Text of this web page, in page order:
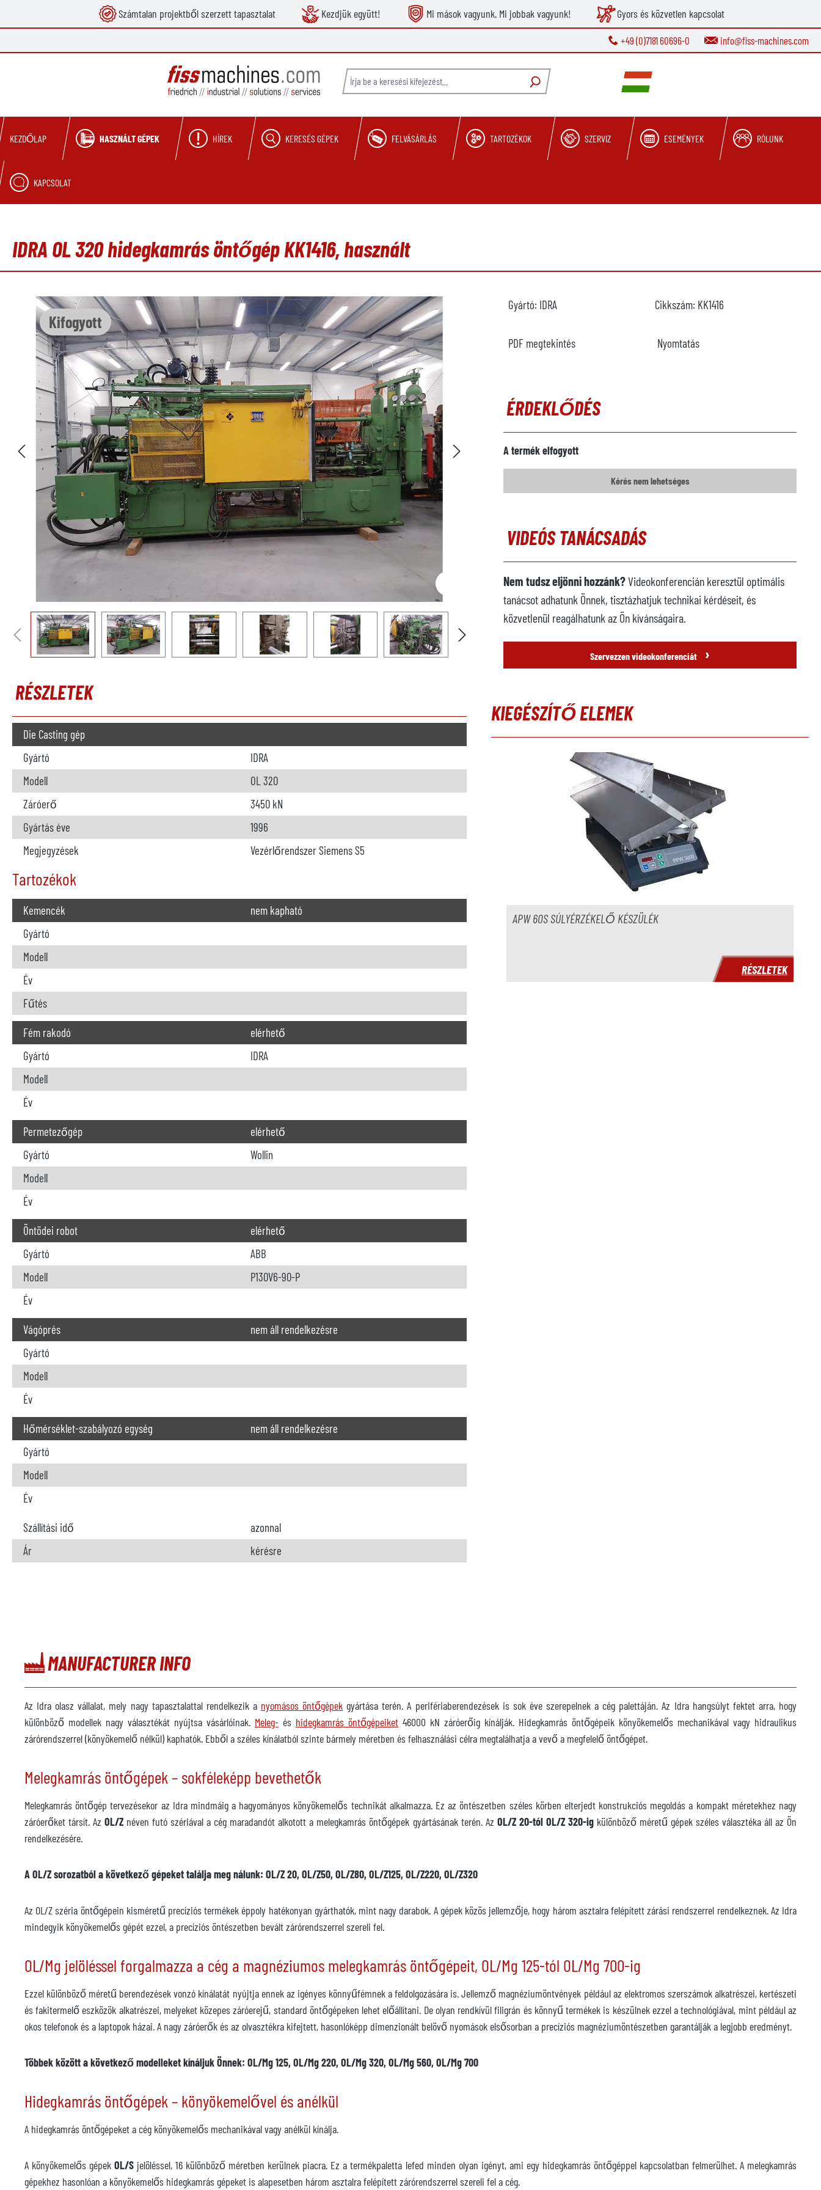
Ugrás a fő navigációhozSzámtalan projektből szerzett tapasztalat Kezdjük együtt! Mi mások vagyunk. Mi jobbak vagyunk! Gyors és közvetlen kapcsolat
+49 (0)7181 60696-0 info@fiss-machines.com
KEZDŐLAP HASZNÁLT GÉPEK HÍREK KERESÉS GÉPEK FELVÁSÁRLÁS TARTOZÉKOK SZERVIZ ESEMÉNYEK RÓLUNK
KAPCSOLAT
IDRA OL 320 hidegkamrás öntőgép KK1416, használt
Kifogyott
Képgaléria kihagyása
RÉSZLETEK
Die Casting gép
Gyártó
IDRA
Modell
OL 320
Záróerő
3450 kN
Gyártás éve
1996
Megjegyzések
Vezérlőrendszer Siemens S5
Tartozékok
Kemencék
nem kapható
Gyártó
Modell
Év
Fűtés
Fém rakodó
elérhető
Gyártó
IDRA
Modell
Év
Permetezőgép
elérhető
Gyártó
Wollin
Modell
Év
Öntödei robot
elérhető
Gyártó
ABB
Modell
P130V6-90-P
Év
Vágóprés
nem áll rendelkezésre
Gyártó
Modell
Év
Hőmérséklet-szabályozó egység
nem áll rendelkezésre
Gyártó
Modell
Év
Szállítási idő
azonnal
Ár
kérésre
Gyártó: IDRA Cikkszám: KK1416
PDF megtekintés Nyomtatás
ÉRDEKLŐDÉS
A termék elfogyott
Kérés nem lehetséges
VIDEÓS TANÁCSADÁS
Nem tudsz eljönni hozzánk?Videokonferencián keresztül optimális
tanácsot adhatunk Önnek, tisztázhatjuk technikai kérdéseit, és
közvetlenül reagálhatunk az Ön kívánságaira.
Szervezzen videokonferenciát ›
KIEGÉSZÍTŐ ELEMEK
APW 60S SÚLYÉRZÉKELŐ KÉSZÜLÉK
RÉSZLETEK
MANUFACTURER INFO
Az Idra olasz vállalat, mely nagy tapasztalattal rendelkezik a nyomásos öntőgépek gyártása terén. A perifériaberendezések is sok éve szerepelnek a cég palettáján. Az Idra hangsúlyt fektet arra, hogy
különböző modellek nagy választékát nyújtsa vásárlóinak. Meleg- és hidegkamrás öntőgépeiket 46000 kN záróerőig kínálják. Hidegkamrás öntőgépeik könyökemelős mechanikával vagy hidraulikus
zárórendszerrel (könyökemelő nélkül) kaphatók. Ebből a széles kínálatból szinte bármely méretben és felhasználási célra megtalálhatja a vevő a megfelelő öntőgépet.
Melegkamrás öntőgépek – sokféleképp bevethetők
Melegkamrás öntőgép tervezésekor az Idra mindmáig a hagyományos könyökemelős technikát alkalmazza. Ez az öntészetben széles körben elterjedt konstrukciós megoldás a kompakt méretekhez nagy
záróerőket társít. AzOL/Z néven futó szériával a cég maradandót alkotott a melegkamrás öntőgépek gyártásának terén. Az OL/Z 20-tól OL/Z 320-igkülönböző méretű gépek széles választéka áll az Ön
rendelkezésére.
A OL/Z sorozatból a következő gépeket találja meg nálunk: OL/Z 20, OL/Z50, OL/Z80, OL/Z125, OL/Z220, OL/Z320
Az OL/Z széria öntőgépein kisméretű precíziós termékek éppoly hatékonyan gyárthatók, mint nagy darabok. A gépek közös jellemzője, hogy három asztalra felépített zárási rendszerrel rendelkeznek. Az Idra
mindegyik könyökemelős gépét ezzel, a precíziós öntészetben bevált zárórendszerrel szereli fel.
OL/Mg jelöléssel forgalmazza a cég a magnéziumos melegkamrás öntőgépeit, OL/Mg 125-tól OL/Mg 700-ig
Ezzel különböző méretű berendezések vonzó kínálatát nyújtja ennek az igényes könnyűfémnek a feldolgozására is. Jellemző magnéziumöntvények például az elektromos szerszámok alkatrészei, kertészeti
és fakitermelő eszközök alkatrészei, melyeket közepes záróerejű, standard öntőgépeken lehet előállítani. De olyan rendkívül filigrán és könnyű termékek is készülnek ezzel a technológiával, mint például az
okos telefonok és a laptopok házai. A nagy záróerők és az olvasztékra kifejtett, hasonlóképp dimenzionált belövő nyomások elsősorban a precíziós magnéziumöntészetben garantálják a legjobb eredményt.
Többek között a következő modelleket kínáljuk Önnek: OL/Mg 125, OL/Mg 220, OL/Mg 320, OL/Mg 560, OL/Mg 700
Hidegkamrás öntőgépek – könyökemelővel és anélkül
A hidegkamrás öntőgépeket a cég könyökemelős mechanikával vagy anélkül kínálja.
A könyökemelős gépekOL/S jelöléssel, 16 különböző méretben kerülnek piacra. Ez a termékpaletta lefed minden olyan igényt, ami egy hidegkamrás öntőgéppel kapcsolatban felmerülhet. A melegkamrás
gépekhez hasonlóan a könyökemelős hidegkamrás gépeket is alapesetben három asztalra felépített zárórendszerrel szereli fel a cég.